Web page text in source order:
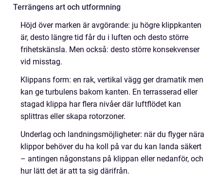
Terrängens art och utformning
Höjd över marken är avgörande: ju högre klippkanten
är, desto längre tid får du i luften och desto större
frihetskänsla. Men också: desto större konsekvenser
vid misstag.
Klippans form: en rak, vertikal vägg ger dramatik men
kan ge turbulens bakom kanten. En terrasserad eller
stagad klippa har flera nivåer där luftflödet kan
splittras eller skapa rotorzoner.
Underlag och landningsmöjligheter: när du flyger nära
klippor behöver du ha koll på var du kan landa säkert
– antingen någonstans på klippan eller nedanför, och
hur lätt det är att ta sig därifrån.